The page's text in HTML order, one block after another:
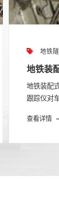
地铁
地铁装
地铁装配
跟踪仪对
查看详情